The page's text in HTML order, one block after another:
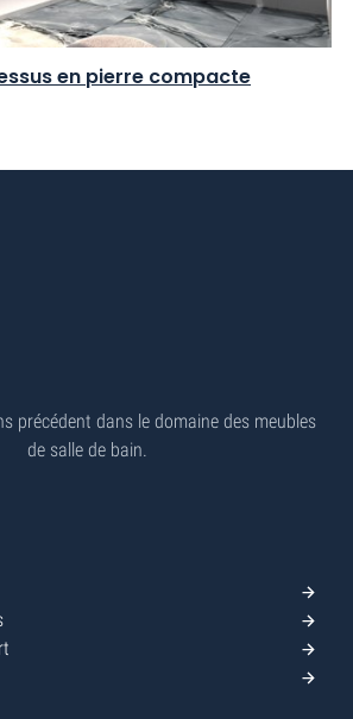
en pierre compacte
précédent dans le domaine des meubles
de salle de bain.